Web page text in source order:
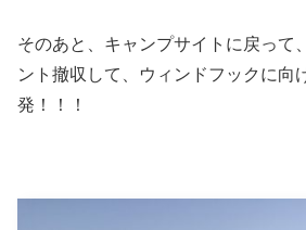
そのあと、キャンプサイトに戻って
ント撤収して、ウィンドフックに向
発！！！